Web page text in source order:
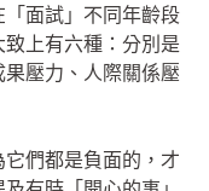
面試」不同年齡段
上有六種：分別是
壓力、人際關係壓
們都是負面的，才